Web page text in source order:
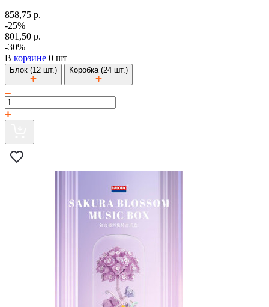
858,75 р.
-25%
801,50 р.
-30%
В корзине 0 шт
Блок (12 шт.) Коробка (24 шт.)